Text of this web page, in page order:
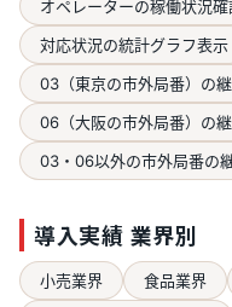
オペレーターの稼働状況
対応状況の統計グラフ表示
03（東京の市外局番）の
06（大阪の市外局番）の
03・06以外の市外局番の
導入実績 業界別
小売業界 食品業界